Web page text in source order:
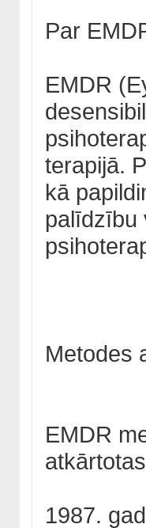
Par
EMDR
terapijā.
kā
palīdzību
Metodes
EMDR
1987.